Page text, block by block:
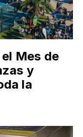
Mes de
y
la